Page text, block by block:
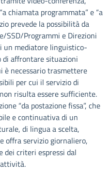
chiamata programmata” e “a
prevede la possibilità da
SSD/Programmi e Direzioni
un mediatore linguistico-
affrontare situazioni
è necessario trasmettere
per cui il servizio di
risulta essere sufficiente.
“da postazione fissa”, che
e continuativa di un
di lingua a scelta,
offra servizio giornaliero,
dei criteri espressi dal